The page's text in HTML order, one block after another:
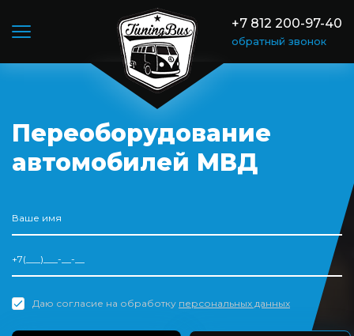
+7 812 200-97-40
обратный звонок
Переоборудование
автомобилей МВД
Даю согласие на обработку персональных данных